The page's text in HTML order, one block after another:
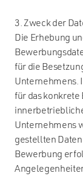
3. Zweck der
Die Erhebung
für die
Unternehmens.
für das
Unternehmens
gestellten
Bewerbung